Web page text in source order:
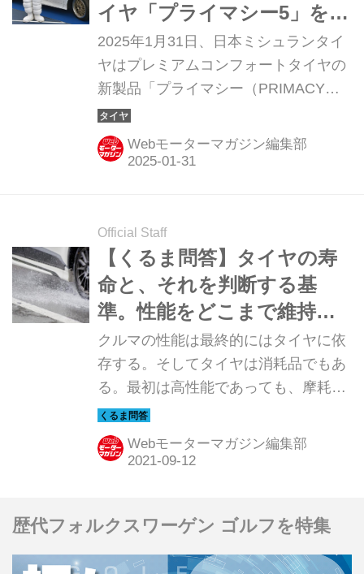
イヤ「プライマシー5」を発
売。ウエットに強く、環境
にも配慮
2025年1月31日、日本ミシュランタイ
ヤはプレミアムコンフォートタイヤの
新製品「プライマシー（PRIMACY）
5」を発表。同年3月1日より順次発売
する。
Webモーターマガジン編集部
Official Staff
【くるま問答】タイヤの寿
命と、それを判断する基
準。性能をどこまで維持で
きるか？
クルマの性能は最終的にはタイヤに依
存する。そしてタイヤは消耗品でもあ
る。最初は高性能であっても、摩耗や
製造年によって劣化してくる。ここで
は、その性能の寿命と判断について解
説する。
Webモーターマガジン編集部
歴代フォルクスワーゲン ゴルフを特集